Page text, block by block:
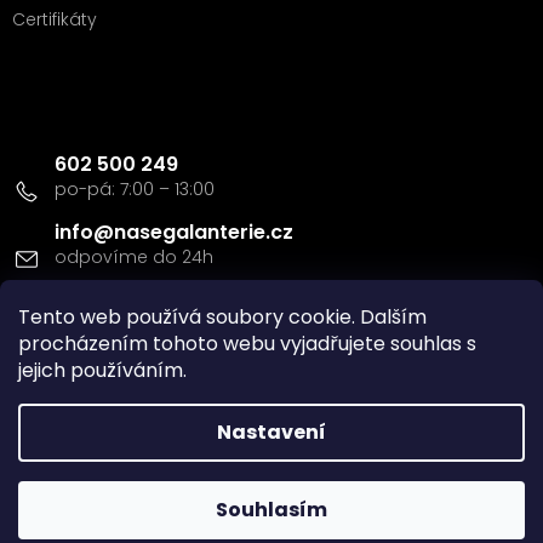
Tento web používá soubory cookie. Dalším
procházením tohoto webu vyjadřujete souhlas s
jejich používáním.
Nastavení
Souhlasím
Certifikáty
info@nasegalanterie.cz
602 500 249
Doprava a platba
Vytvořil Shoptet
Naše Galanterie s.r.o
vyhrazena.